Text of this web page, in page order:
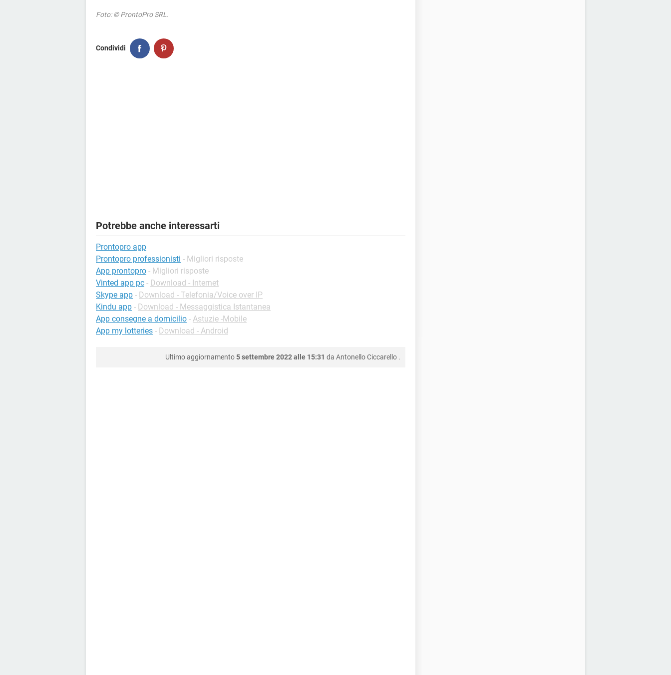
Foto: © ProntoPro SRL.
Condividi
Potrebbe anche interessarti
Prontopro app
Prontopro professionisti - Migliori risposte
App prontopro - Migliori risposte
Vinted app pc - Download - Internet
Skype app - Download - Telefonia/Voice over IP
Kindu app - Download - Messaggistica Istantanea
App consegne a domicilio - Astuzie -Mobile
App my lotteries - Download - Android
Ultimo aggiornamento5 settembre 2022 alle 15:31 da Antonello Ciccarello .